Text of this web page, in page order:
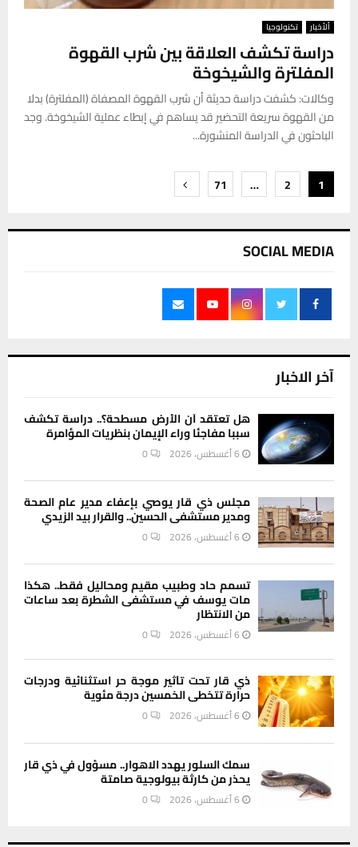
ألأخبار تكنولوجيا
دراسة تكشف العلاقة بين شرب القهوة
المفلترة والشيخوخة
وكالات: كشفت دراسة حديثة أن شرب القهوة المصفاة (المفلترة) بدلا
من القهوة سريعة التحضير قد يساهم في إبطاء عملية الشيخوخة. وجد
الباحثون في الدراسة المنشورة...
تعدد
المقالات
1
2
…
71
SOCIAL MEDIA
آخر الاخبار
هل تعتقد أن الأرض مسطحة؟.. دراسة تكشف
سببا مفاجئا وراء الإيمان بنظريات المؤامرة
6 أغسطس، 2026 0
مجلس ذي قار يوصي بإعفاء مدير عام الصحة
ومدير مستشفى الحسين.. والقرار بيد الزيدي
6 أغسطس، 2026 0
تسمم حاد وطبيب مقيم ومحاليل فقط.. هكذا
مات يوسف في مستشفى الشطرة بعد ساعات
من الانتظار
6 أغسطس، 2026 0
ذي قار تحت تأثير موجة حر استثنائية ودرجات
حرارة تتخطى الخمسين درجة مئوية
6 أغسطس، 2026 0
سمك السلور يهدد الاهوار.. مسؤول في ذي قار
يحذر من كارثة بيولوجية صامتة
6 أغسطس، 2026 0